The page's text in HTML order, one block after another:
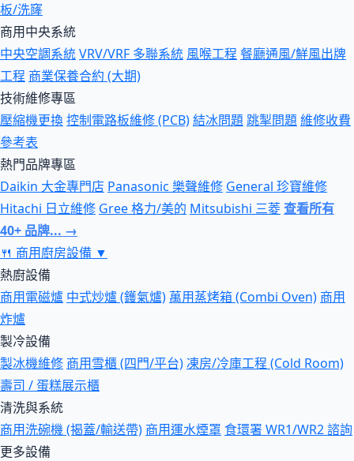
板/洗窿
商用中央系統
中央空調系統VRV/VRF 多聯系統 風喉工程 餐廳通風/鮮風出牌
工程 商業保養合約 (大期)
技術維修專區
壓縮機更換控制電路板維修 (PCB)結冰問題跳掣問題維修收費
參考表
熱門品牌專區
Daikin 大金專門店 Panasonic 樂聲維修 General 珍寶維修
Hitachi 日立維修 Gree 格力/美的 Mitsubishi 三菱查看所有
40+ 品牌... →
🍴 商用廚房設備 ▼
熱廚設備
商用電磁爐 中式炒爐 (鑊氣爐) 萬用蒸烤箱 (Combi Oven) 商用
炸爐
製冷設備
製冰機維修 商用雪櫃 (四門/平台)凍房/冷庫工程 (Cold Room)
壽司 / 蛋糕展示櫃
清洗與系統
商用洗碗機 (揭蓋/輸送帶) 商用運水煙罩 食環署 WR1/WR2 諮詢
更多設備